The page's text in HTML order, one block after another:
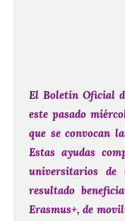
El Boletín Oficial
este pasado
que se convocan
Estas ayudas
universitarios
resultado
Erasmus+, de